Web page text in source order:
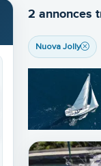
2 annonces
Nuova Jolly